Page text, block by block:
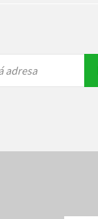
adresa